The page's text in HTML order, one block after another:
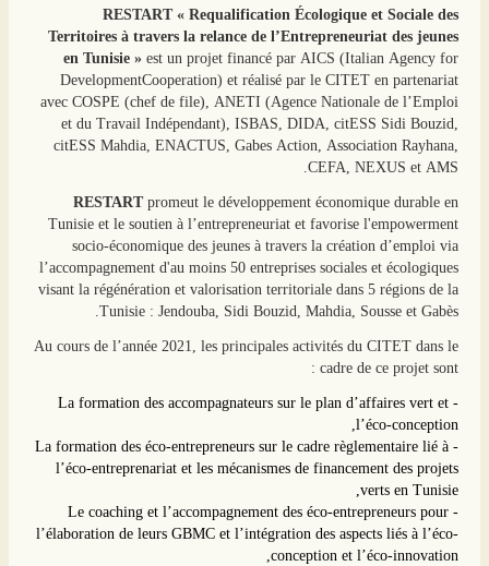
RESTART« Requalification Écologique et Sociale des
Territoires à travers la relance de l’Entrepreneuriat des jeunes
en Tunisie »est un projet financé par AICS (Italian Agency for
DevelopmentCooperation) et réalisé par le CITET en partenariat
avec COSPE (chef de file), ANETI (Agence Nationale de l’Emploi
et du Travail Indépendant), ISBAS, DIDA, citESS Sidi Bouzid,
citESS Mahdia, ENACTUS, Gabes Action, Association Rayhana,
CEFA, NEXUS et AMS.
RESTARTpromeut le développement économique durable en
Tunisie et le soutien à l’entrepreneuriat et favorise l'empowerment
socio-économique des jeunes à travers la création d’emploi via
l’accompagnement d'au moins 50 entreprises sociales et écologiques
visant la régénération et valorisation territoriale dans 5 régions de la
Tunisie : Jendouba, Sidi Bouzid, Mahdia, Sousse et Gabès.
Au cours de l’année 2021, les principales activités du CITET dans le
cadre de ce projet sont :
- La formation des accompagnateurs sur le plan d’affaires vert et
l’éco-conception,
- La formation des éco-entrepreneurs sur le cadre règlementaire lié à
l’éco-entreprenariat et les mécanismes de financement des projets
verts en Tunisie,
- Le coaching et l’accompagnement des éco-entrepreneurs pour
l’élaboration de leurs GBMC et l’intégration des aspects liés à l’éco-
conception et l’éco-innovation,